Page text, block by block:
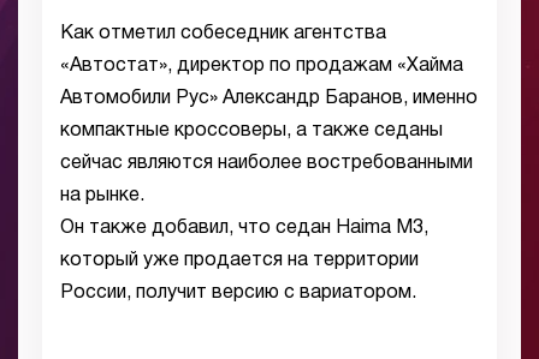
Как отметил собеседник агентства
«Автостат», директор по продажам «Хайма
Автомобили Рус» Александр Баранов, именно
компактные кроссоверы, а также седаны
сейчас являются наиболее востребованными
на рынке.
Он также добавил, что седан Haima М3,
который уже продается на территории
России, получит версию с вариатором.